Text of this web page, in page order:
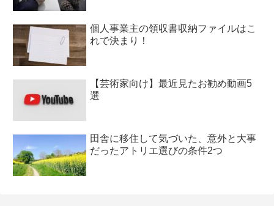
個人事業主の領収書収納ファイルはこ
れで決まり！
【芸術家向け】最近見たお勧め動画5
選
田舎に移住して気づいた、意外と大事
だったアトリエ選びの条件2つ